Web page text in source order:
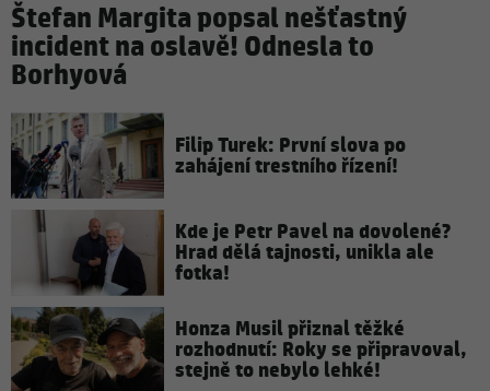
Štefan Margita popsal nešťastný
incident na oslavě! Odnesla to
Borhyová
Filip Turek: První slova po
zahájení trestního řízení!
Kde je Petr Pavel na dovolené?
Hrad dělá tajnosti, unikla ale
fotka!
Honza Musil přiznal těžké
rozhodnutí: Roky se připravoval,
stejně to nebylo lehké!